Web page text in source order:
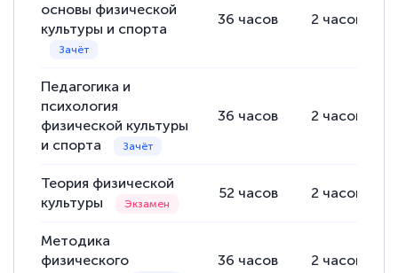
основы физической
культуры и спорта
36 часов 2 часов
Педагогика и
психология
физической культуры
и спорта
36 часов 2 часов
Теория физической
культуры
52 часов 2 часов
Методика
физического
36 часов 2 часов